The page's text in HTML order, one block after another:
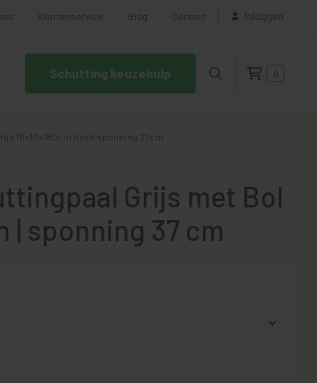
Klantenservice Blog Contact Inloggen
Schutting keuzehulp 0
10x10x180cm hoek sponning 37cm
Grijs met Bol
| sponning 37 cm